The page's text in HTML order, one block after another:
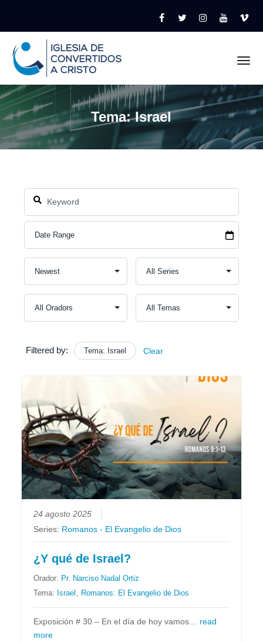
Tema: Israel
Filtered by: Tema: Israel Clear
24 agosto 2025
Series: Romanos - El Evangelio de Dios
¿Y qué de Israel?
Orador: Pr. Narciso Nadal Ortiz
Tema: Israel , Romanos: El Evangelio de Dios
Exposición # 30 – En el día de hoy vamos… read
more